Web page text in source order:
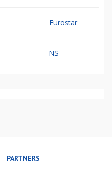
Eurostar
NS
PARTNERS